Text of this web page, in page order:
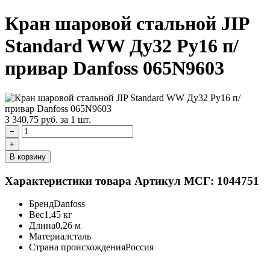
Кран шаровой стальной JIP
Standard WW Ду32 Ру16 п/
привар Danfoss 065N9603
3 340,75 руб. за 1 шт.
−
+
В корзину
Характеристики товара Артикул МСГ: 1044751
БрендDanfoss
Вес1,45 кг
Длина0,26 м
Материалсталь
Страна происхожденияРоссия